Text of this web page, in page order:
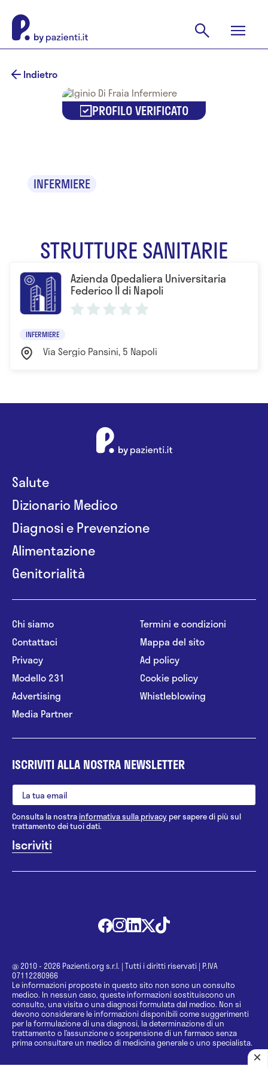
Indietro
PROFILO VERIFICATO
INFERMIERE
STRUTTURE SANITARIE
Azienda Opedaliera Universitaria
Federico II di Napoli
INFERMIERE
Via Sergio Pansini, 5 Napoli
Salute
Dizionario Medico
Diagnosi e Prevenzione
Alimentazione
Genitorialità
Chi siamo
Contattaci
Privacy
Modello 231
Advertising
Media Partner
Termini e condizioni
Mappa del sito
Ad policy
Cookie policy
Whistleblowing
ISCRIVITI ALLA NOSTRA NEWSLETTER
Consulta la nostrainformativa sulla privacy per sapere di più sul
trattamento dei tuoi dati.
@ 2010 - 2026 Pazienti.org s.r.l. | Tutti i diritti riservati | P.IVA
07112280966
Le informazioni proposte in questo sito non sono un consulto
medico. In nessun caso, queste informazioni sostituiscono un
consulto, una visita o una diagnosi formulata dal medico. Non si
devono considerare le informazioni disponibili come suggerimenti
per la formulazione di una diagnosi, la determinazione di un
trattamento o l’assunzione o sospensione di un farmaco senza
prima consultare un medico di medicina generale o uno specialista.